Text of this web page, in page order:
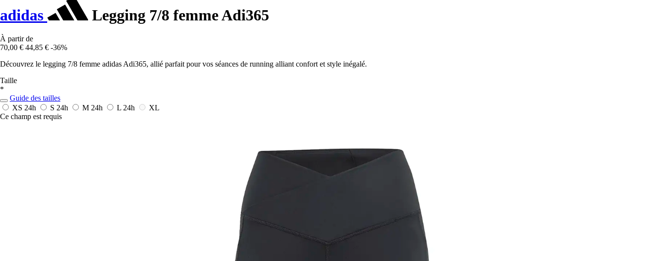
adidas Legging 7/8 femme Adi365
À partir de
70,00 € 44,85 € -36%
Découvrez le legging 7/8 femme adidas Adi365, allié parfait pour vos séances de running alliant confort et style inégalé.
Taille
*
Guide des tailles
XS 24h S 24h M 24h L 24h
XL
Ce champ est requis